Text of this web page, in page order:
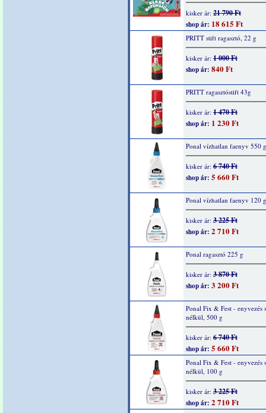
kisker ár: 21 790 Ft
shop ár: 18 615 Ft
PRITT stift ragasztó, 22 g
kisker ár: 1 000 Ft
shop ár: 840 Ft
PRITT ragasztóstift 43g
kisker ár: 1 470 Ft
shop ár: 1 230 Ft
Ponal vízhatlan faenyv 550 g
kisker ár: 6 740 Ft
shop ár: 5 660 Ft
Ponal vízhatlan faenyv 120 g
kisker ár: 3 225 Ft
shop ár: 2 710 Ft
Ponal ragasztó 225 g
kisker ár: 3 870 Ft
shop ár: 3 200 Ft
Ponal Fix & Fest - enyvezés
nélkül, 500 g
kisker ár: 6 740 Ft
shop ár: 5 660 Ft
Ponal Fix & Fest - enyvezés
nélkül, 100 g
kisker ár: 3 225 Ft
shop ár: 2 710 Ft